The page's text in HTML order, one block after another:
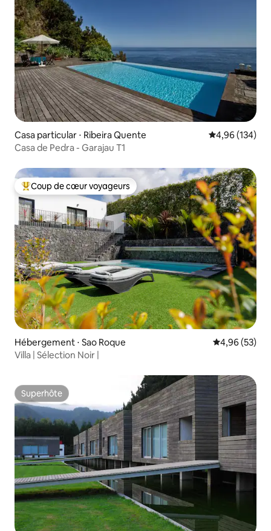
Casa particular ⋅ Ribeira Quente Évaluation
4,96 (134)
Casa de Pedra - Garajau T1
Coups de cœur voyageurs les plus appréciés
Coup de cœur voyageurs
Hébergement ⋅ Sao Roque Évaluation
4,96 (53)
Villa | Sélection Noir |
Superhôte
Superhôte